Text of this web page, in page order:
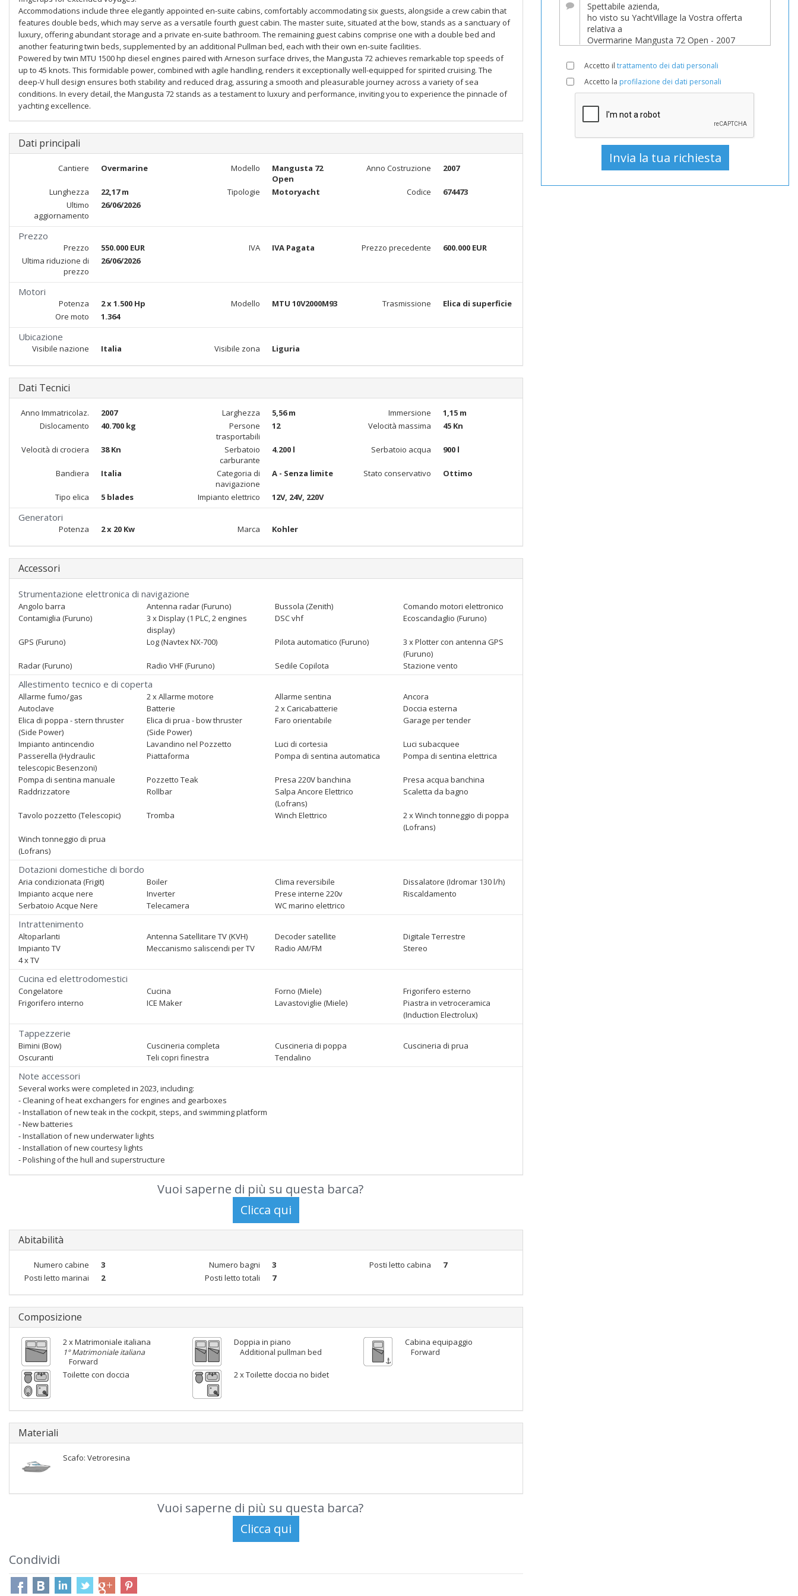
Recentemente
ha
subito
riduzione
di
Barca,
Barche,
Barca
In
vendita,
Accommodations include three elegantly appointed en-suite cabins, comfortably accommodating six guests, alongside a crew cabin that
features double beds, which may serve as a versatile fourth guest cabin. The master suite, situated at the bow, stands as a sanctuary of
luxury, offering abundant storage and a private en-suite bathroom. The remaining guest cabins comprise one with a double bed and
another featuring twin beds, supplemented by an additional Pullman bed, each with their own en-suite facilities.
Powered by twin MTU 1500 hp diesel engines paired with Arneson surface drives, the Mangusta 72 achieves remarkable top speeds of
up to 45 knots. This formidable power, combined with agile handling, renders it exceptionally well-equipped for spirited cruising. The
deep-V hull design ensures both stability and reduced drag, assuring a smooth and pleasurable journey across a variety of sea
conditions. In every detail, the Mangusta 72 stands as a testament to luxury and performance, inviting you to experience the pinnacle of
yachting excellence.
Dati principali
Cantiere Overmarine Modello
Mangusta 72
Open
Anno Costruzione 2007
Lunghezza 22,17 m Tipologie Motoryacht Codice
674473
Ultimo
aggiornamento
26/06/2026
Prezzo
Prezzo 550.000 EUR IVA IVA Pagata Prezzo precedente
600.000 EUR
Ultima riduzione di
prezzo
26/06/2026
Motori
Potenza 2 x 1.500 Hp Modello MTU 10V2000M93 Trasmissione
Elica di superficie
Ore moto
1.364
Ubicazione
Visibile nazione Italia Visibile zona Liguria
Dati Tecnici
Anno Immatricolaz. 2007 Larghezza 5,56 m Immersione
1,15 m
Dislocamento
40.700 kg
Persone
trasportabili
12 Velocità massima 45 Kn
Velocità di crociera 38 Kn
Serbatoio
carburante
4.200 l Serbatoio acqua 900 l
Bandiera Italia
Categoria di
navigazione
A - Senza limite Stato conservativo Ottimo
Tipo elica 5 blades Impianto elettrico 12V, 24V, 220V
Generatori
Potenza 2 x 20 Kw Marca Kohler
Accessori
Strumentazione elettronica di navigazione
Angolo barra Antenna radar (Furuno) Bussola (Zenith)
Comando motori elettronico
Contamiglia (Furuno)
3 x Display (1 PLC, 2 engines
display)
DSC vhf Ecoscandaglio (Furuno)
GPS (Furuno) Log (Navtex NX-700) Pilota automatico (Furuno)
3 x Plotter con antenna GPS
(Furuno)
Radar (Furuno)
Radio VHF (Furuno) Sedile Copilota Stazione vento
Allestimento tecnico e di coperta
Allarme fumo/gas 2 x Allarme motore Allarme sentina
Ancora
Autoclave
Batterie 2 x Caricabatterie
Doccia esterna
Elica di poppa - stern thruster
(Side Power)
Elica di prua - bow thruster
(Side Power)
Faro orientabile Garage per tender
Impianto antincendio Lavandino nel Pozzetto Luci di cortesia
Luci subacquee
Passerella (Hydraulic
telescopic Besenzoni)
Piattaforma Pompa di sentina automatica Pompa di sentina elettrica
Pompa di sentina manuale Pozzetto Teak Presa 220V banchina
Presa acqua banchina
Raddrizzatore
Rollbar
Salpa Ancore Elettrico
(Lofrans)
Scaletta da bagno
Tavolo pozzetto (Telescopic) Tromba Winch Elettrico
2 x Winch tonneggio di poppa
(Lofrans)
Winch tonneggio di prua
(Lofrans)
Dotazioni domestiche di bordo
Aria condizionata (Frigit) Boiler Clima reversibile
Dissalatore (Idromar 130 l/h)
Impianto acque nere
Inverter Prese interne 220v
Riscaldamento
Serbatoio Acque Nere
Telecamera WC marino elettrico
Intrattenimento
Altoparlanti Antenna Satellitare TV (KVH) Decoder satellite
Digitale Terrestre
Impianto TV
Meccanismo saliscendi per TV Radio AM/FM
Stereo
4 x TV
Cucina ed elettrodomestici
Congelatore Cucina Forno (Miele)
Frigorifero esterno
Frigorifero interno
ICE Maker Lavastoviglie (Miele)
Piastra in vetroceramica
(Induction Electrolux)
Tappezzerie
Bimini (Bow) Cuscineria completa Cuscineria di poppa
Cuscineria di prua
Oscuranti
Teli copri finestra Tendalino
Note accessori
Several works were completed in 2023, including:
- Cleaning of heat exchangers for engines and gearboxes
- Installation of new teak in the cockpit, steps, and swimming platform
- New batteries
- Installation of new underwater lights
- Installation of new courtesy lights
- Polishing of the hull and superstructure
Vuoi saperne di più su questa barca?
Abitabilità
Numero cabine 3 Numero bagni 3 Posti letto cabina
7
Posti letto marinai
2 Posti letto totali 7
Composizione
2 x Matrimoniale italiana
1° Matrimoniale italiana
Forward
Doppia in piano
Additional pullman bed
Cabina equipaggio
Forward
Toilette con doccia 2 x Toilette doccia no bidet
Materiali
Scafo: Vetroresina
Vuoi saperne di più su questa barca?
Condividi
Accetto il trattamento dei dati personali
Accetto la profilazione dei dati personali